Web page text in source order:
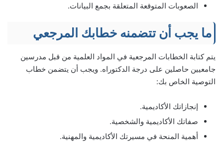
الصعوبات المتوقعة المتعلقة بجمع البيانات.
ما يجب أن تتضمنه خطابك المرجعي
يتم كتابة الخطابات المرجعية في المواد العلمية من قبل مدرسين
جامعيين حاصلين على درجة الدكتوراه. ويجب أن يتضمن خطاب
التوصية الخاص بك:
إنجازاتك الأكاديمية.
صفاتك الأكاديمية والشخصية.
أهمية المنحة في مسيرتك الأكاديمية والمهنية.